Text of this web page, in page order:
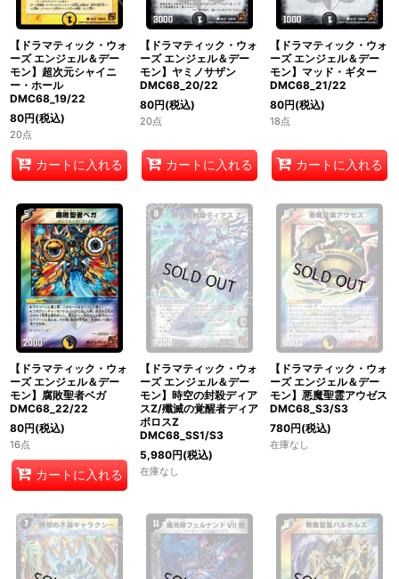
【ドラマティック・ウォ
ーズ エンジェル＆デー
モン】超次元シャイニ
ー・ホール
DMC68_19/22
80円(税込)
20点
カートに入れる
【ドラマティック・ウォ
ーズ エンジェル＆デー
モン】ヤミノサザン
DMC68_20/22
80円(税込)
20点
カートに入れる
【ドラマティック・ウォ
ーズ エンジェル＆デー
モン】マッド・ギター
DMC68_21/22
80円(税込)
18点
カートに入れる
【ドラマティック・ウォ
ーズ エンジェル＆デー
モン】腐敗聖者ベガ
DMC68_22/22
80円(税込)
16点
カートに入れる
【ドラマティック・ウォ
ーズ エンジェル＆デー
モン】時空の封殺ディア
スZ/殲滅の覚醒者ディア
ボロスZ
DMC68_SS1/S3
5,980円(税込)
在庫なし
【ドラマティック・ウォ
ーズ エンジェル＆デー
モン】悪魔聖霊アウゼス
DMC68_S3/S3
780円(税込)
在庫なし